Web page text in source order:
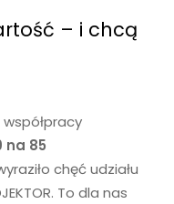
– i chcą
na 85
chęć udziału
To dla nas